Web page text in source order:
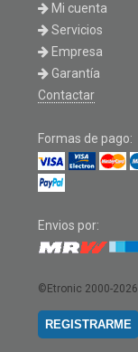
Mi cuenta
Servicios
Empresa
Garantía
Contactar
Formas de pago:
Envios por:
©Etronic 2000-2026
REGISTRARME